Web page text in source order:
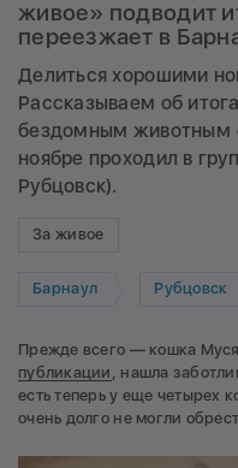
живое» подводит
переезжает в
Делиться хорошими
Рассказываем об
бездомным животным
ноябре проходил в
Рубцовск).
За живое
Барнаул Рубцовск
Прежде всего — кошка
публикации
, нашла
есть теперь у еще четырех
очень долго не могли